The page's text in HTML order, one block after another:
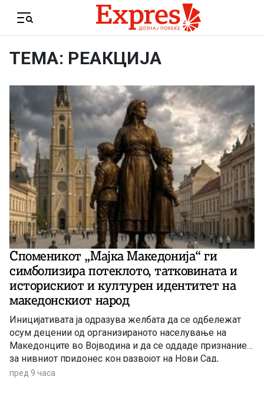
Menu
ТЕМА: РЕАКЦИЈА
Споменикот „Мајка Македонија“ ги
симболизира потеклото, татковината и
историскиот и културен идентитет на
македонскиот народ
Иницијативата ја одразува желбата да се одбележат
осум децении од организираното населување на
Македонците во Војводина и да се оддаде признание
за нивниот придонес кон развојот на Нови Сад,
Војводина и Србија
пред 9 часа